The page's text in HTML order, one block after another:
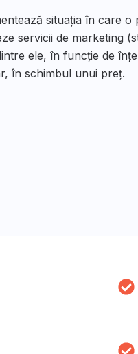
situația în care o
servicii de marketing
ele, în funcție de
în schimbul unui preț.